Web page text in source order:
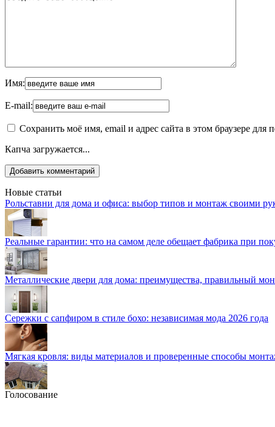
Имя:
E-mail:
Сохранить моё имя, email и адрес сайта в этом браузере
Капча загружается...
Новые статьи
Рольставни для дома и офиса: выбор типов и монтаж своими
Реальные гарантии: что на самом деле обещает фабрика при
Металлические двери для дома: преимущества, правильный
Сережки с сапфиром в стиле бохо: независимая мода 2026 года
Мягкая кровля: виды материалов и проверенные способы
Голосование